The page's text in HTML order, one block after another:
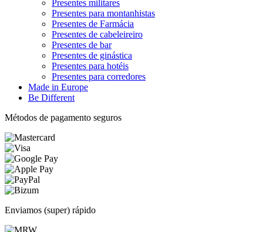
Presentes militares
Presentes para montanhistas
Presentes de Farmácia
Presentes de cabeleireiro
Presentes de bar
Presentes de ginástica
Presentes para hotéis
Presentes para corredores
Made in Europe
Be Different
Métodos de pagamento seguros
Enviamos (super) rápido